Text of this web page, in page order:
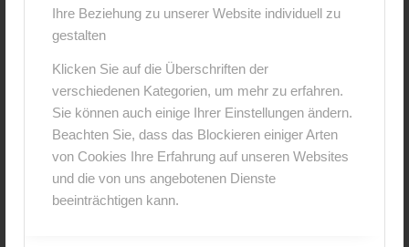
Ihre Beziehung zu unserer Website individuell zu
gestalten
Klicken Sie auf die Überschriften der
verschiedenen Kategorien, um mehr zu erfahren.
Sie können auch einige Ihrer Einstellungen ändern.
Beachten Sie, dass das Blockieren einiger Arten
von Cookies Ihre Erfahrung auf unseren Websites
und die von uns angebotenen Dienste
beeinträchtigen kann.
KOMMENTARE
Hinterlasse einen Kommentar
An der Diskussion beteiligen?
Hinterlasse uns deinen Kommentar!